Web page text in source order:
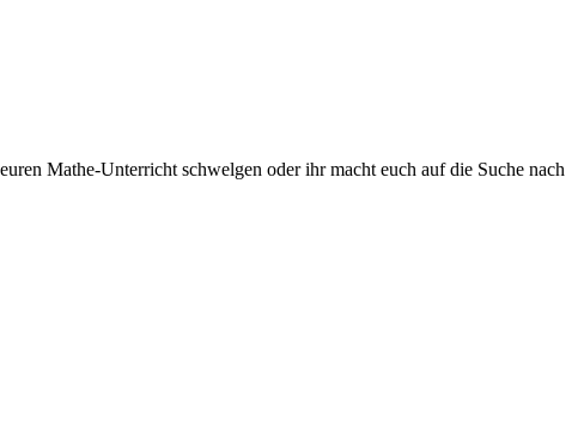
Mathe-Unterricht schwelgen oder ihr macht euch auf die Suche nach